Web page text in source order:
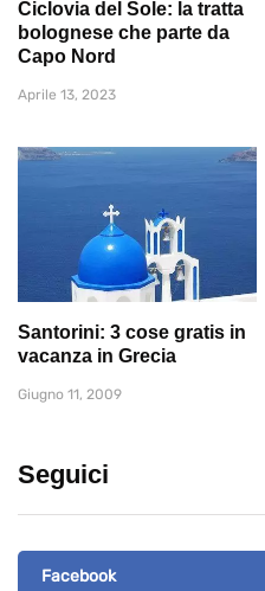
Ciclovia del Sole: la tratta
bolognese che parte da
Capo Nord
Aprile 13, 2023
Santorini: 3 cose gratis in
vacanza in Grecia
Giugno 11, 2009
Seguici
Facebook